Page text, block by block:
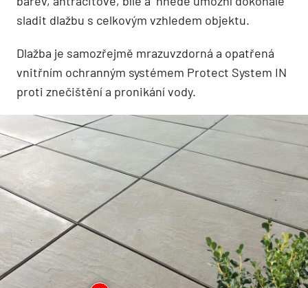
sladit dlažbu s celkovým vzhledem objektu.
Dlažba je samozřejmě mrazuvzdorná a opatřená
vnitřním ochranným systémem Protect System IN
proti znečištění a pronikání vody.